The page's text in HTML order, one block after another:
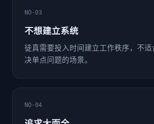
NO·03
不想建立系统
徒真需要投入时间建立工作秩序，不
决单点问题的场景。
NO·04